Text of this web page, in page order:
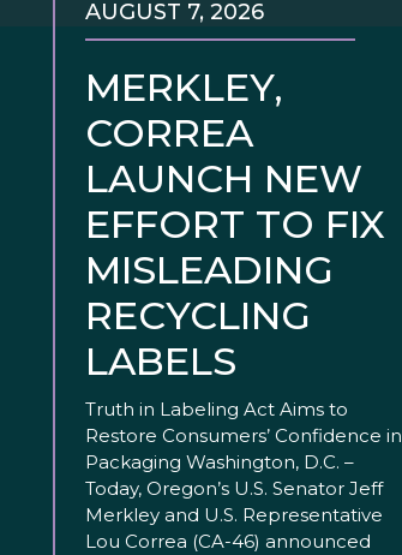
MERKLEY,
CORREA
LAUNCH NEW
EFFORT TO FIX
MISLEADING
RECYCLING
LABELS
AUGUST 7, 2026
Truth in Labeling Act Aims to
Restore Consumers’ Confidence in
Packaging Washington, D.C. –
Today, Oregon’s U.S. Senator Jeff
Merkley and U.S. Representative
Lou Correa (CA-46) announced